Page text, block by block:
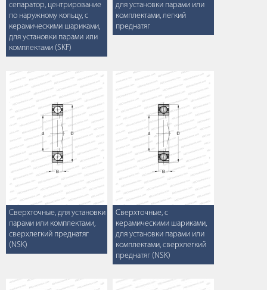
сепаратор, центрирование
по наружному кольцу, с
керамическими шариками,
для установки парами или
комплектами (SKF)
для установки парами или
комплектами, легкий
преднатяг
Сверхточные, для установки
парами или комплектами,
сверхлегкий преднатяг
(NSK)
Сверхточные, с
керамическими шариками,
для установки парами или
комплектами, сверхлегкий
преднатяг (NSK)